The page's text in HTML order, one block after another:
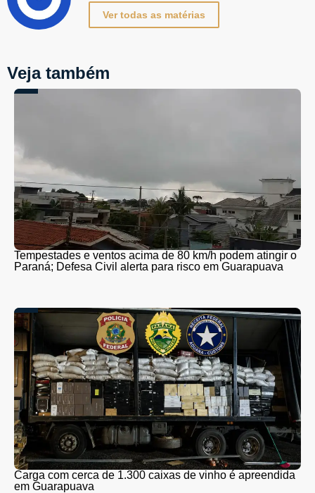
Ver todas as matérias
Veja também
Tempestades e ventos acima de 80 km/h podem atingir o
Paraná; Defesa Civil alerta para risco em Guarapuava
Carga com cerca de 1.300 caixas de vinho é apreendida
em Guarapuava